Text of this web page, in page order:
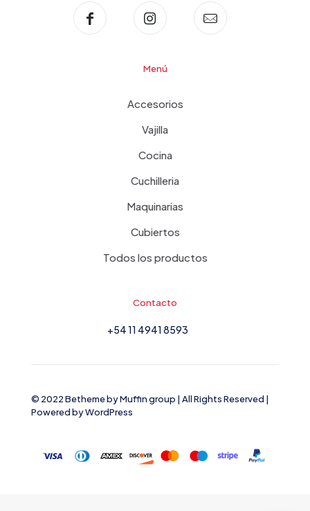
Menú
Accesorios
Vajilla
Cocina
Cuchilleria
Maquinarias
Cubiertos
Todos los productos
Contacto
+54 11 4941 8593
© 2022 Betheme byMuffin group | All Rights Reserved |
Powered byWordPress